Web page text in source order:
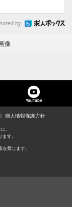
by
像
YouTube
個人情報保護方針
、
す。
禁じます。